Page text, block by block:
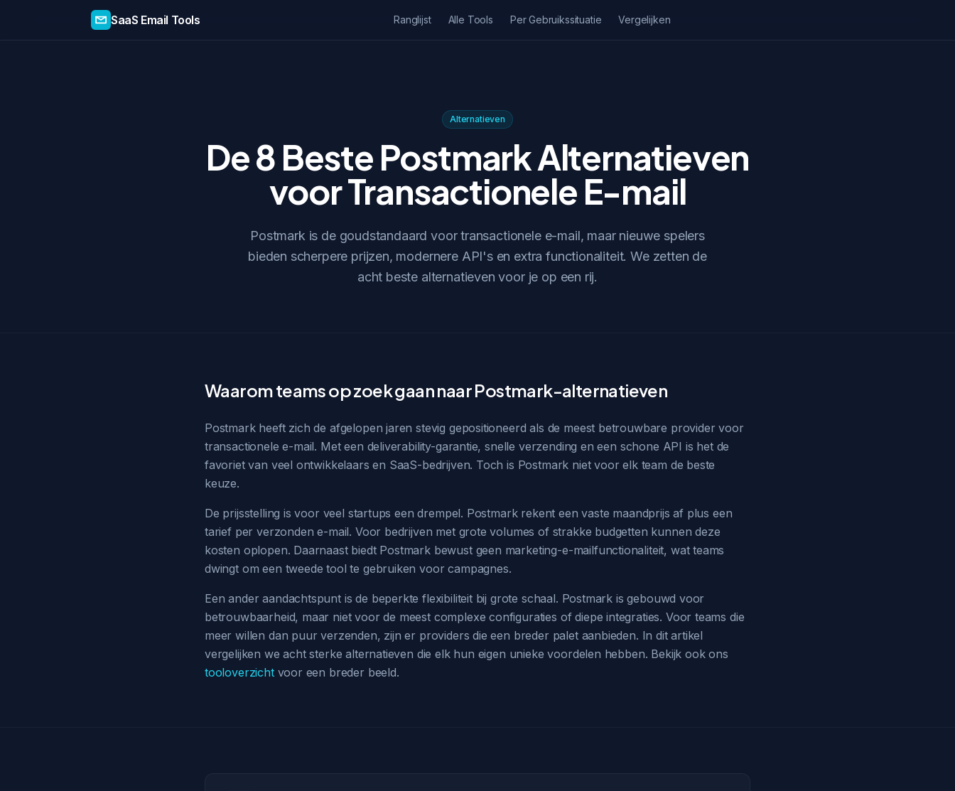
SaaS Email Tools Ranglijst Alle Tools Per Gebruikssituatie Vergelijken
Alternatieven
De 8 Beste Postmark Alternatieven
voor Transactionele E-mail
Postmark is de goudstandaard voor transactionele e-mail, maar nieuwe spelers
bieden scherpere prijzen, modernere API's en extra functionaliteit. We zetten de
acht beste alternatieven voor je op een rij.
Waarom teams op zoek gaan naar Postmark-alternatieven
Postmark heeft zich de afgelopen jaren stevig gepositioneerd als de meest betrouwbare provider voor
transactionele e-mail. Met een deliverability-garantie, snelle verzending en een schone API is het de
favoriet van veel ontwikkelaars en SaaS-bedrijven. Toch is Postmark niet voor elk team de beste
keuze.
De prijsstelling is voor veel startups een drempel. Postmark rekent een vaste maandprijs af plus een
tarief per verzonden e-mail. Voor bedrijven met grote volumes of strakke budgetten kunnen deze
kosten oplopen. Daarnaast biedt Postmark bewust geen marketing-e-mailfunctionaliteit, wat teams
dwingt om een tweede tool te gebruiken voor campagnes.
Een ander aandachtspunt is de beperkte flexibiliteit bij grote schaal. Postmark is gebouwd voor
betrouwbaarheid, maar niet voor de meest complexe configuraties of diepe integraties. Voor teams die
meer willen dan puur verzenden, zijn er providers die een breder palet aanbieden. In dit artikel
vergelijken we acht sterke alternatieven die elk hun eigen unieke voordelen hebben. Bekijk ook ons
tooloverzichtvoor een breder beeld.